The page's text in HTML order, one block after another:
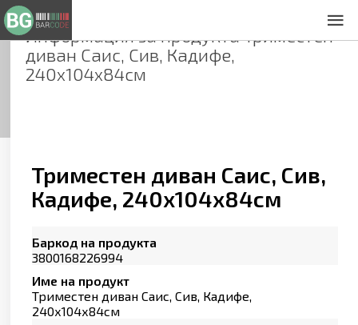
Информация за продуктаТриместен
диван Саис, Сив, Кадифе,
240х104х84см
Триместен диван Саис, Сив,
Кадифе, 240х104х84см
Баркод на продукта
3800168226994
Име на продукт
Триместен диван Саис, Сив, Кадифе,
240х104х84см
Общи условия
Декларация за проверителност